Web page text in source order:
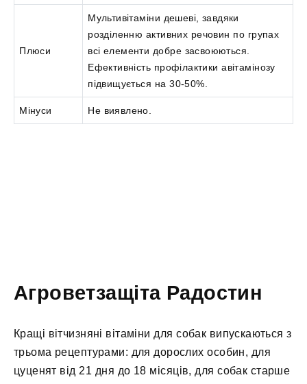
Плюси
Мультивітаміни дешеві, завдяки
розділенню активних речовин по групах
всі елементи добре засвоюються.
Ефективність профілактики авітамінозу
підвищується на 30-50%.
Мінуси Не виявлено.
Агроветзащіта Радостин
Кращі вітчизняні вітаміни для собак випускаються з
трьома рецептурами: для дорослих особин, для
цуценят від 21 дня до 18 місяців, для собак старше